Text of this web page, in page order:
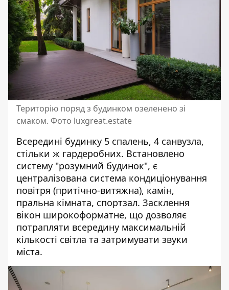
Територію поряд з будинком озеленено зі
смаком. Фото luxgreat.estate
Всередині будинку 5 спалень, 4 санвузла,
стільки ж гардеробних. Встановлено
систему "розумний будинок", є
централізована система кондиціонування
повітря (притічно-витяжна), камін,
пральна кімната, спортзал. Засклення
вікон широкоформатне, що дозволяє
потрапляти всередину максимальній
кількості світла та затримувати звуки
міста.